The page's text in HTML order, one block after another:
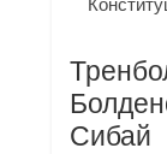
Сибай